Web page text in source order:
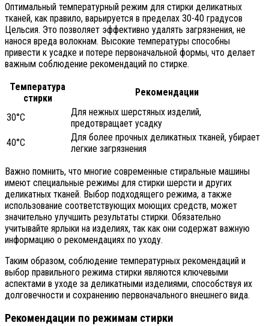
Оптимальный температурный режим для стирки деликатных
тканей, как правило, варьируется в пределах 30-40 градусов
Цельсия. Это позволяет эффективно удалять загрязнения, не
нанося вреда волокнам. Высокие температуры способны
привести к усадке и потере первоначальной формы, что делает
важным соблюдение рекомендаций по стирке.
Температура
стирки
Рекомендации
30°C
Для нежных шерстяных изделий,
предотвращает усадку
40°C
Для более прочных деликатных тканей, убирает
легкие загрязнения
Важно помнить, что многие современные стиральные машины
имеют специальные режимы для стирки шерсти и других
деликатных тканей. Выбор подходящего режима, а также
использование соответствующих моющих средств, может
значительно улучшить результаты стирки. Обязательно
учитывайте ярлыки на изделиях, так как они содержат важную
информацию о рекомендациях по уходу.
Таким образом, соблюдение температурных рекомендаций и
выбор правильного режима стирки являются ключевыми
аспектами в уходе за деликатными изделиями, способствуя их
долговечности и сохранению первоначального внешнего вида.
Рекомендации по режимам стирки